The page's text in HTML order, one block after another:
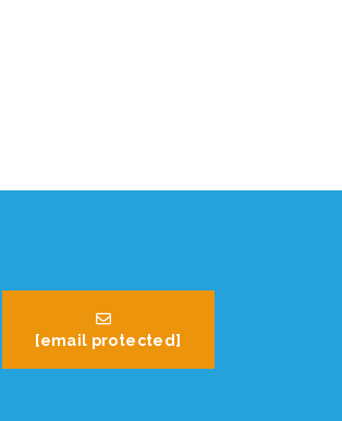
[email protected]